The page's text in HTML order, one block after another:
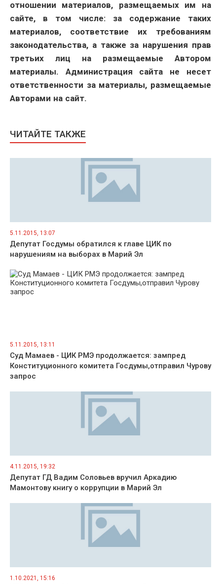
отношении материалов, размещаемых им на
сайте, в том числе: за содержание таких
материалов, соответствие их требованиям
законодательства, а также за нарушения прав
третьих лиц на размещаемые Автором
материалы. Администрация сайта не несет
ответственности за материалы, размещаемые
Авторами на сайт.
ЧИТАЙТЕ ТАКЖЕ
5.11.2015, 13:07
Депутат Госдумы обратился к главе ЦИК по
нарушениям на выборах в Марий Эл
5.11.2015, 13:11
Суд Мамаев - ЦИК РМЭ продолжается: зампред
Конституционного комитета Госдумы,отправил Чурову
запрос
4.11.2015, 19:32
Депутат ГД Вадим Соловьев вручил Аркадию
Мамонтову книгу о коррупции в Марий Эл
1.10.2021, 15:16